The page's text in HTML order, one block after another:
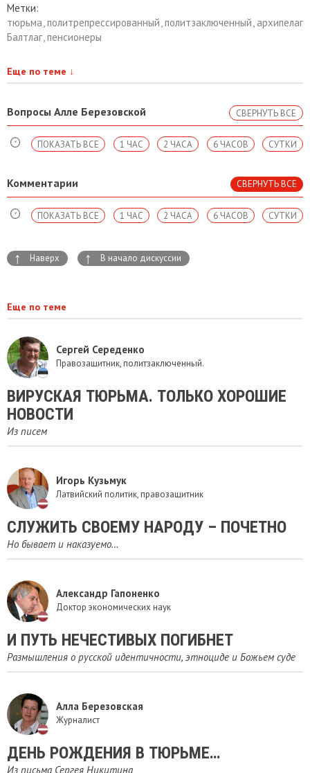
Метки:
тюрьма,политрепрессированный,политзаключенный, архипелаг
Балтлаг,пенсионеры
Еще по теме ↓
Вопросы Алле Березовской СВЕРНУТЬ ВСЕ
СУТКИ
6 ЧАСОВ
2 ЧАСА
1 ЧАС
ПОКАЗАТЬ ВСЕ
Комментарии СВЕРНУТЬ ВСЕ
СУТКИ
6 ЧАСОВ
2 ЧАСА
1 ЧАС
ПОКАЗАТЬ ВСЕ
↑ Наверх ↑ В начало дискуссии
Еще по теме
Сергей Середенко
Правозащитник, политзаключенный.
ВИРУСКАЯ ТЮРЬМА. ТОЛЬКО ХОРОШИЕ
НОВОСТИ
Из писем
Игорь Кузьмук
Латвийский политик, правозащитник
СЛУЖИТЬ СВОЕМУ НАРОДУ – ПОЧЕТНО
Но бывает и наказуемо…
Александр Гапоненко
Доктор экономических наук
И ПУТЬ НЕЧЕСТИВЫХ ПОГИБНЕТ
Размышления о русской идентичности, этноциде и Божьем суде
Алла Березовская
Журналист
ДЕНЬ РОЖДЕНИЯ В ТЮРЬМЕ…
Из письма Сергея Никитина